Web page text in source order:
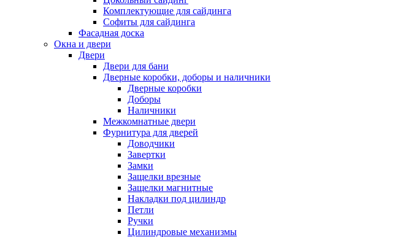
Комплектующие для сайдинга
Софиты для сайдинга
Фасадная доска
Окна и двери
Двери
Двери для бани
Дверные коробки, доборы и наличники
Дверные коробки
Доборы
Наличники
Межкомнатные двери
Фурнитура для дверей
Доводчики
Завертки
Замки
Защелки врезные
Защелки магнитные
Накладки под цилиндр
Петли
Ручки
Цилиндровые механизмы